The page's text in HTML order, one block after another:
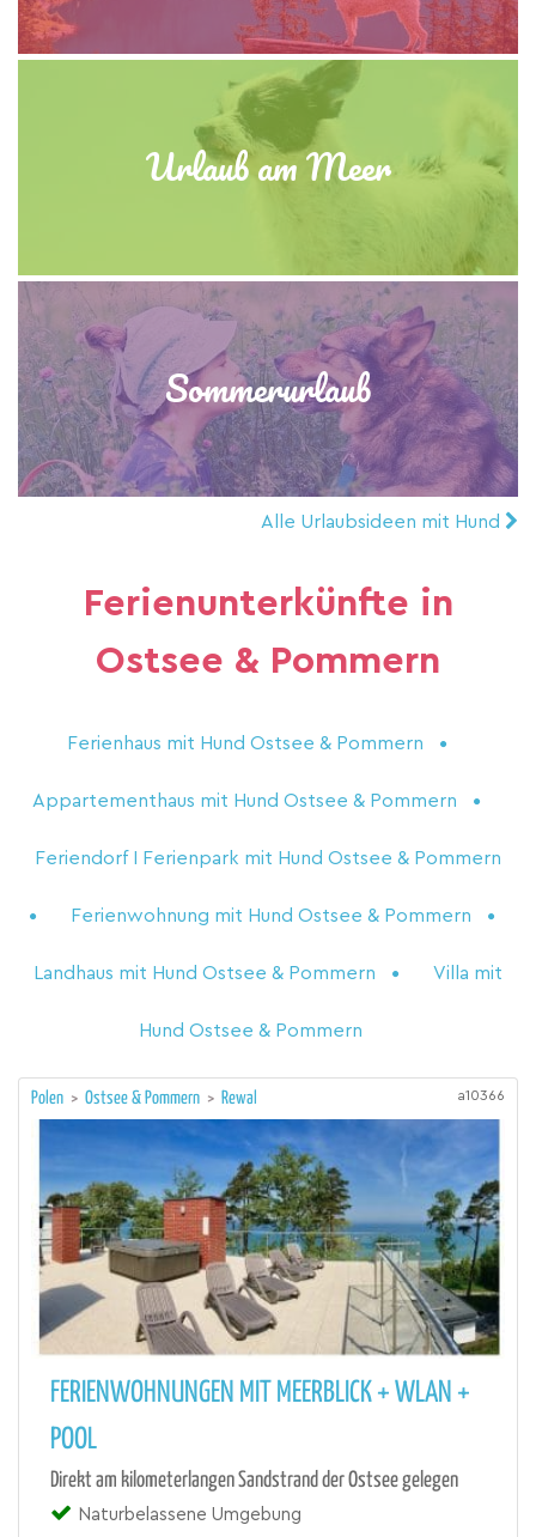
Urlaub am Meer
Sommerurlaub
Alle Urlaubsideen mit Hund
Ferienunterkünfte in
Ostsee & Pommern
Ferienhaus mit Hund Ostsee & Pommern
Appartementhaus mit Hund Ostsee & Pommern
Feriendorf I Ferienpark mit Hund Ostsee & Pommern
Ferienwohnung mit Hund Ostsee & Pommern
Landhaus mit Hund Ostsee & Pommern Villa mit
Hund Ostsee & Pommern
Polen > Ostsee & Pommern > Rewal a10366
FERIENWOHNUNGEN MIT MEERBLICK + WLAN +
POOL
Direkt am kilometerlangen Sandstrand der Ostsee gelegen
Naturbelassene Umgebung